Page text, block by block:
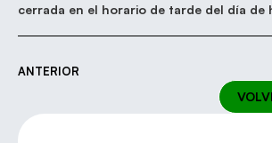
cerrada en el horario de tarde del día de
ANTERIOR